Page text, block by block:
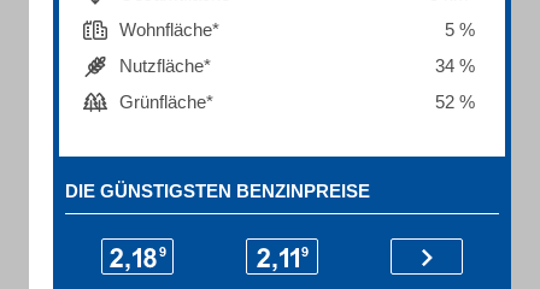
Wohnfläche*
5 %
Nutzfläche*
34 %
Grünfläche*
52 %
DIE GÜNSTIGSTEN BENZINPREISE